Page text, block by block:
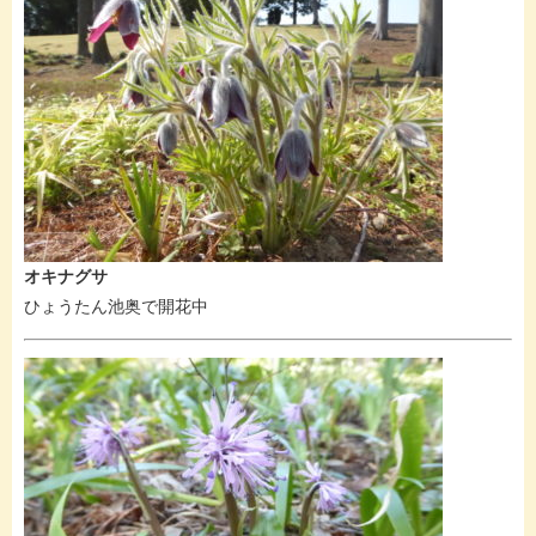
オキナグサ
ひょうたん池奥で開花中